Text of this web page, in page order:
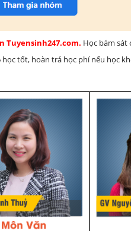
Tuyensinh247.com. Học bám sát
tốt, hoàn trả học phí nếu học